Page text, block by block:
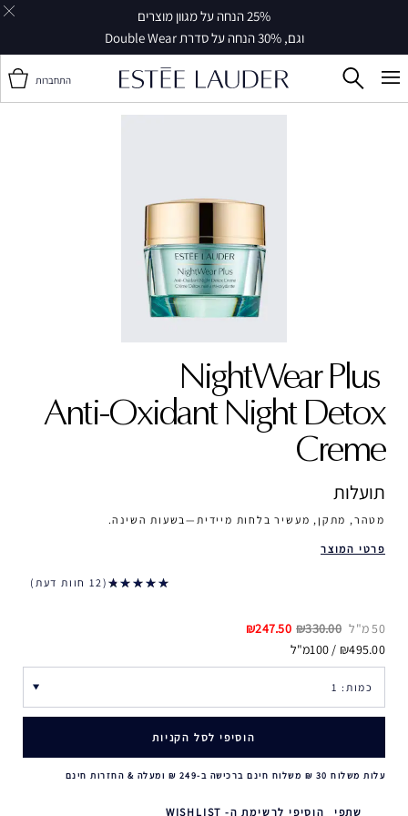
25% הנחה על מגוון מוצרים
וגם, 30% הנחה על סדרת Double Wear
התחברות
NightWear Plus ‎
Anti-Oxidant Night Detox
Creme
תועלות
מטהר, מתקן, מעשיר בלחות מיידית—בשעות השינה.
פרטי המוצר
12 חוות דעת
50 מ"ל ₪330.00
₪247.50
₪495.00 / 100מ"ל
הוסיפי לסל הקניות
עלות משלוח 30 ₪ משלוח חינם ברכישה ב-249 ₪ ומעלה & החזרות חינם
שתפי הוסיפי לרשימת ה- WISHLIST